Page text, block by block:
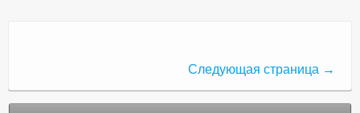
Следующая страница →